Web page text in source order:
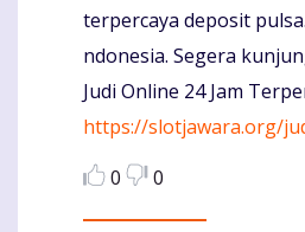
terpercaya deposit
ndonesia. Segera
Judi Online 24 Jam
https://slotjawara.org/
0
0